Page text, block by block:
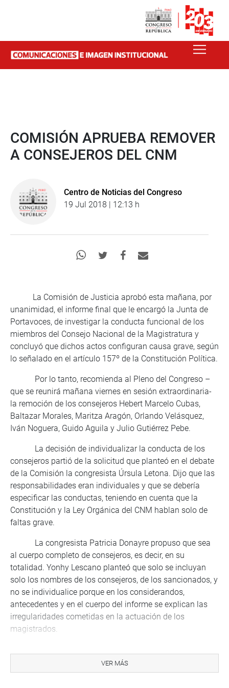
COMISIÓN APRUEBA REMOVER
A CONSEJEROS DEL CNM
Centro de Noticias del Congreso
19 Jul 2018 | 12:13 h
La Comisión de Justicia aprobó esta mañana, por
unanimidad, el informe final que le encargó la Junta de
Portavoces, de investigar la conducta funcional de los
miembros del Consejo Nacional de la Magistratura y
concluyó que dichos actos configuran causa grave, según
lo señalado en el artículo 157º de la Constitución Política.
Por lo tanto, recomienda al Pleno del Congreso –
que se reunirá mañana viernes en sesión extraordinaria-
la remoción de los consejeros Hebert Marcelo Cubas,
Baltazar Morales, Maritza Aragón, Orlando Velásquez,
Iván Noguera, Guido Aguila y Julio Gutiérrez Pebe.
La decisión de individualizar la conducta de los
consejeros partió de la solicitud que planteó en el debate
de la Comisión la congresista Úrsula Letona. Dijo que las
responsabilidades eran individuales y que se debería
especificar las conductas, teniendo en cuenta que la
Constitución y la Ley Orgánica del CNM hablan solo de
faltas grave.
La congresista Patricia Donayre propuso que sea
al cuerpo completo de consejeros, es decir, en su
totalidad. Yonhy Lescano planteó que solo se incluyan
solo los nombres de los consejeros, de los sancionados, y
no se individualice porque en los considerandos,
antecedentes y en el cuerpo del informe se explican las
irregularidades cometidas en la actuación de los
magistrados.
como cuestión previa el congresista Gino Costa, a efecto
de revisar el documento de 26 páginas “porque en tan
VER MÁS